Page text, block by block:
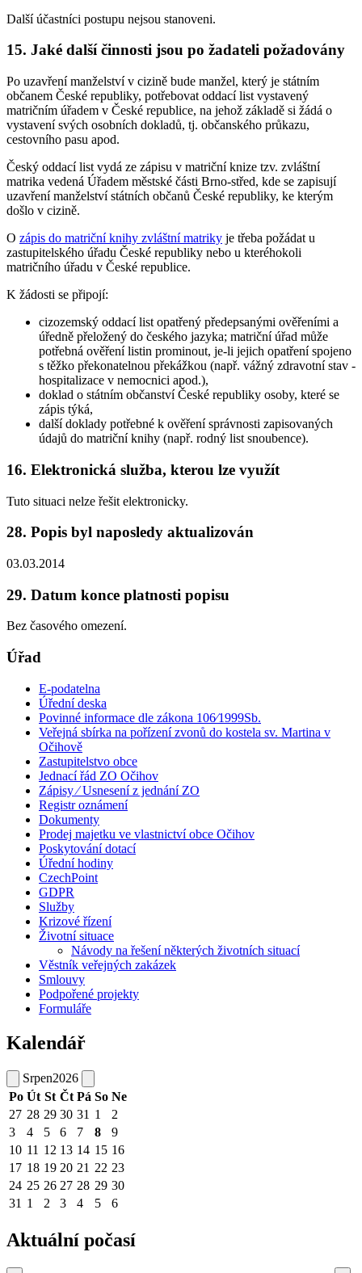
Další účastníci postupu nejsou stanoveni.
15. Jaké další činnosti jsou po žadateli požadovány
Po uzavření manželství v cizině bude manžel, který je státním
občanem České republiky, potřebovat oddací list vystavený
matričním úřadem v České republice, na jehož základě si žádá o
vystavení svých osobních dokladů, tj. občanského průkazu,
cestovního pasu apod.
Český oddací list vydá ze zápisu v matriční knize tzv. zvláštní
matrika vedená Úřadem městské části Brno-střed, kde se zapisují
uzavření manželství státních občanů České republiky, ke kterým
došlo v cizině.
O zápis do matriční knihy zvláštní matriky je třeba požádat u
zastupitelského úřadu České republiky nebo u kteréhokoli
matričního úřadu v České republice.
K žádosti se připojí:
cizozemský oddací list opatřený předepsanými ověřeními a
úředně přeložený do českého jazyka; matriční úřad může
potřebná ověření listin prominout, je-li jejich opatření spojeno
s těžko překonatelnou překážkou (např. vážný zdravotní stav -
hospitalizace v nemocnici apod.),
doklad o státním občanství České republiky osoby, které se
zápis týká,
další doklady potřebné k ověření správnosti zapisovaných
údajů do matriční knihy (např. rodný list snoubence).
16. Elektronická služba, kterou lze využít
Tuto situaci nelze řešit elektronicky.
28. Popis byl naposledy aktualizován
03.03.2014
29. Datum konce platnosti popisu
Bez časového omezení.
Úřad
E-podatelna
Úřední deska
Povinné informace dle zákona 106⁄1999Sb.
Veřejná sbírka na pořízení zvonů do kostela sv. Martina v
Očihově
Zastupitelstvo obce
Jednací řád ZO Očihov
Zápisy ⁄ Usnesení z jednání ZO
Registr oznámení
Dokumenty
Prodej majetku ve vlastnictví obce Očihov
Poskytování dotací
Úřední hodiny
CzechPoint
GDPR
Služby
Krizové řízení
Životní situace
Návody na řešení některých životních situací
Věstník veřejných zakázek
Smlouvy
Podpořené projekty
Formuláře
Kalendář
Srpen2026
Po Út St Čt Pá So Ne
27 28 29 30 31 1
2
3
4 5 6 7 8
9
10 11 12 13 14 15 16
17 18 19 20 21 22 23
24 25 26 27 28 29 30
31 1 2 3 4 5 6
Aktuální počasí